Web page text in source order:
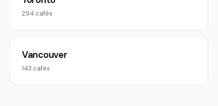
294 cafés
Vancouver
143 cafés